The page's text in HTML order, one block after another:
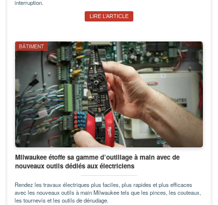
interruption.
LIRE L’ARTICLE
BÂTIMENT
Milwaukee étoffe sa gamme d’outillage à main avec de
nouveaux outils dédiés aux électriciens
Rendez les travaux électriques plus faciles, plus rapides et plus efficaces
avec les nouveaux outils à main Milwaukee tels que les pinces, les couteaux,
les tournevis et les outils de dénudage.